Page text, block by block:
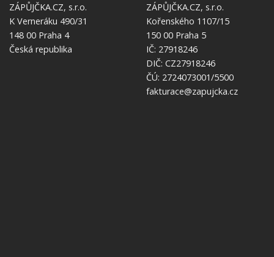
ZÁPŮJČKA.CZ, s.r.o.
K Verneráku 490/31
148 00 Praha 4
Česká republika
ZÁPŮJČKA.CZ, s.r.o.
Kořenského 1107/15
150 00 Praha 5
IČ: 27918246
DIČ: CZ27918246
ČÚ: 2724073001/5500
fakturace@zapujcka.cz